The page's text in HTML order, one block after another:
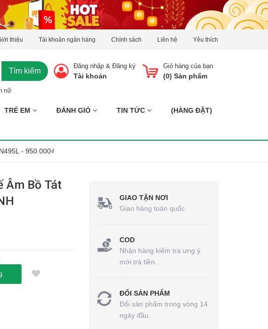
thiệu Tài khoản ngân hàng Chính sách Liên hệ Yêu thích
Tìm kiếm
nữ
Giỏ hàng của bạn
(0) Sản phẩm
Đăng nhập & Đăng ký
Tài khoản
TRẺ EM ĐÁNH GIÓ TIN TỨC (HÀNG ĐẶT)
- 950.000₫
Âm Bồ Tát
GIAO TẬN NƠI
Giao hàng toàn quốc
COD
Nhận hàng kiểm tra ưng ý
mới trả tiền.
ĐỔI SẢN PHẨM
Đổi sản phẩm trong vòng 14
ngày đầu.